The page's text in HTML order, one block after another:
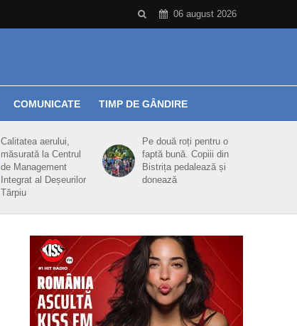
06 august 2026
COMUNICATE TIMP DE GÂNDIRE
Calitatea aerului,
măsurată la Centrul
de Management
Integrat al Deșeurilor
Tărpiu
Pe două roți pentru o
faptă bună. Copiii din
Bistrița pedalează și
donează